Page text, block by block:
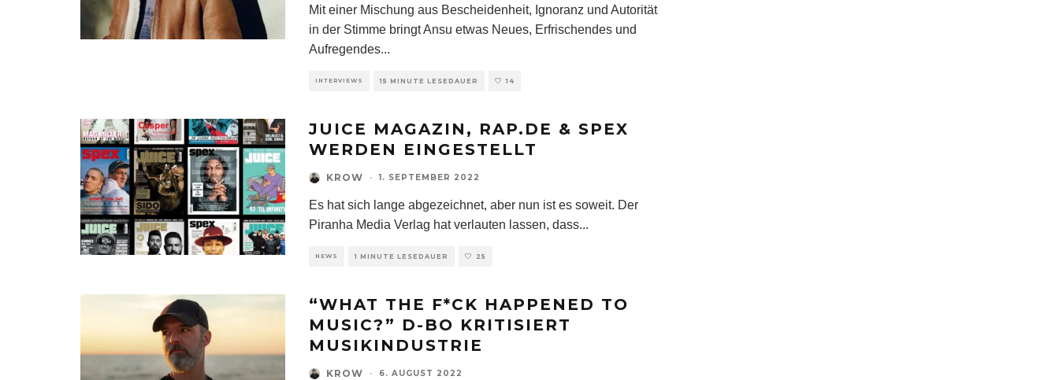
Mit einer Mischung aus Bescheidenheit, Ignoranz und Autorität
in der Stimme bringt Ansu etwas Neues, Erfrischendes und
Aufregendes...
INTERVIEWS 15 MINUTE LESEDAUER 14
JUICE MAGAZIN, RAP.DE & SPEX
WERDEN EINGESTELLT
KROW · 1. SEPTEMBER 2022
Es hat sich lange abgezeichnet, aber nun ist es soweit. Der
Piranha Media Verlag hat verlauten lassen, dass...
NEWS 1 MINUTE LESEDAUER 25
“WHAT THE F*CK HAPPENED TO
MUSIC?” D-BO KRITISIERT
MUSIKINDUSTRIE
KROW · 6. AUGUST 2022